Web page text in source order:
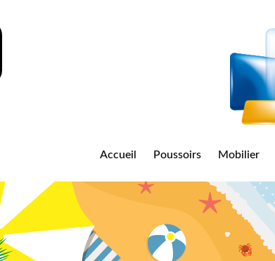
accueil poussoirs mobilier